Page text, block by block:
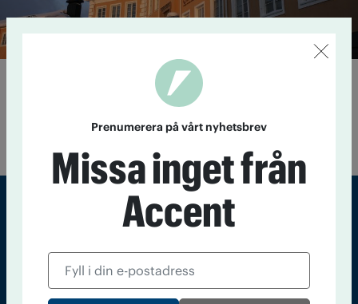
Sametinget antar alkoholpolicy
Sametinget tar ett steg mot nykterhet med en
nyantagen alkohol- och drogpolicy. Och regeringen satsar på
att bygga ett kunskapsnätverk för samisk hälsa.
Tidningen Accent, A4, Bondegatan 21, 116 33 Stockholm
accent@iogt.se
Prenumerera på vårt nyhetsbrev
Missa inget från
Accent